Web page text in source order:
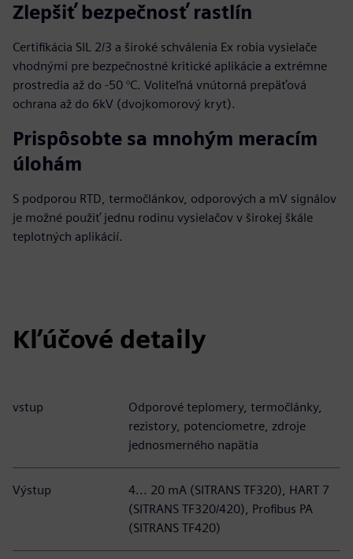
Zlepšiť bezpečnosť rastlín
Certifikácia SIL 2/3 a široké schválenia Ex robia vysielače
vhodnými pre bezpečnostné kritické aplikácie a extrémne
prostredia až do -50 °C. Voliteľná vnútorná prepäťová
ochrana až do 6kV (dvojkomorový kryt).
Prispôsobte sa mnohým meracím
úlohám
S podporou RTD, termočlánkov, odporových a mV signálov
je možné použiť jednu rodinu vysielačov v širokej škále
teplotných aplikácií.
Kľúčové detaily
vstup
Odporové teplomery, termočlánky,
rezistory, potenciometre, zdroje
jednosmerného napätia
Výstup
4... 20 mA (SITRANS TF320), HART 7
(SITRANS TF320/420), Profibus PA
(SITRANS TF420)